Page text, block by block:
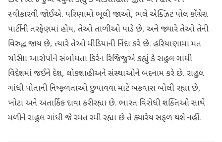
સ્વીકારવી જોઈએ. પરિણામો ભૂલી જાઓ, ભલે એક્ઝિટ પોલ કોંગ્રેસ
પાર્ટીની તરફેણમાં હોય, તેઓ તાળીઓ પાડે છે, અને જ્યારે તેઓ તેની
વિરુદ્ધ જાય છે, ત્યારે તેઓ મીડિયાની નિંદા કરે છે. હરિયાણામાં મત
ચોરીના આરોપોને સંબોધતા કિરેન રિજિજુએ કહ્યું કે રાહુલ ગાંધી
વિદેશમાં જઈને દેશ, લોકશાહી અને સંસ્થાઓને બદનામ કરે છે. રાહુલ
ગાંધી પોતાની નિષ્ફળતાઓ છુપાવવા માટે બકવાસ બોલી રહ્યા છે,
ખોટા અને અતાર્કિક દાવા કરી રહ્યા છે. ભારત વિરોધી શક્તિઓ સાથે
મળીને રાહુલ ગાંધી જે રમત રમી રહ્યા છે તે ક્યારેય સફળ થશે નહીં.